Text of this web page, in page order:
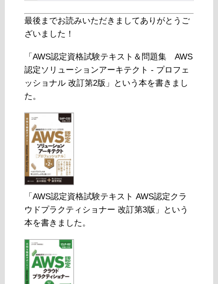
最後までお読みいただきましてありがとうご
ざいました！
「AWS認定資格試験テキスト＆問題集 AWS
認定ソリューションアーキテクト - プロフェ
ッショナル 改訂第2版」という本を書きまし
た。
「AWS認定資格試験テキスト AWS認定クラ
ウドプラクティショナー 改訂第3版」という
本を書きました。